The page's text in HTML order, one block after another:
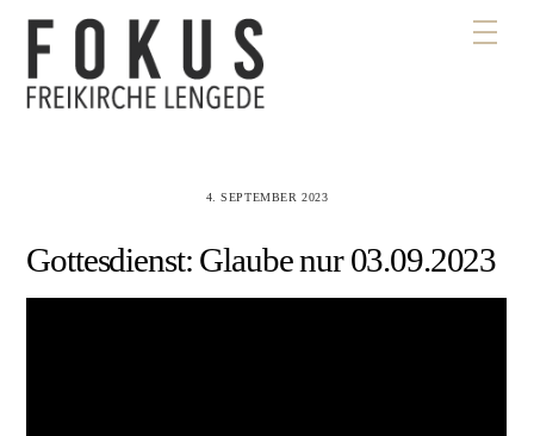
Skip
content
4. SEPTEMBER 2023
Gottesdienst: Glaube nur 03.09.2023